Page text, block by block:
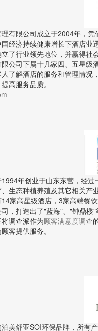
有限公司成立于2004年，凭
经济持续健康增长下酒店业
了行业领先地位，并赢得社
公司下属十几家四、五星
了解酒店的服务和管理情
高服务品质。
年创业于山东东营，经
生态种植养殖及其它相关
家高星级酒店，3家高端餐
，打造出了"蓝海"、"钟鼎
调查派作为顾客满意度调查
客提供服务。
美舒亚SOI环保品牌，所有